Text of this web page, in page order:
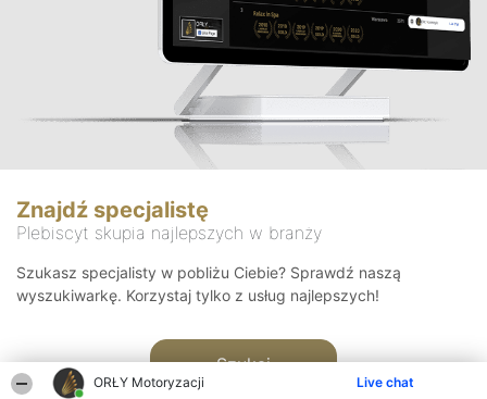
ORŁY Motoryzacji Live chat
Znajdź specjalistę
Plebiscyt skupia najlepszych w branży
Szukasz specjalisty w pobliżu Ciebie? Sprawdź naszą
wyszukiwarkę. Korzystaj tylko z usług najlepszych!
Szukaj